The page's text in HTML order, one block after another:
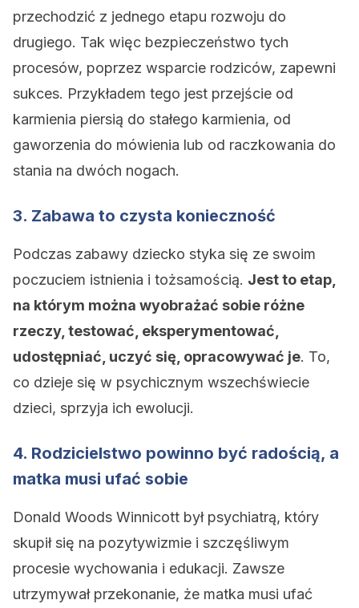
przechodzić z jednego etapu rozwoju do
drugiego. Tak więc bezpieczeństwo tych
procesów, poprzez wsparcie rodziców, zapewni
sukces. Przykładem tego jest przejście od
karmienia piersią do stałego karmienia, od
gaworzenia do mówienia lub od raczkowania do
stania na dwóch nogach.
3. Zabawa to czysta konieczność
Podczas zabawy dziecko styka się ze swoim
poczuciem istnienia i tożsamością. Jest to etap,
na którym można wyobrażać sobie różne
rzeczy, testować, eksperymentować,
udostępniać, uczyć się, opracowywać je. To,
co dzieje się w psychicznym wszechświecie
dzieci, sprzyja ich ewolucji.
4. Rodzicielstwo powinno być radością, a
matka musi ufać sobie
Donald Woods Winnicott był psychiatrą, który
skupił się na pozytywizmie i szczęśliwym
procesie wychowania i edukacji. Zawsze
utrzymywał przekonanie, że matka musi ufać